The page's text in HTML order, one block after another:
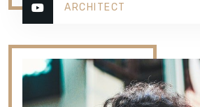
ARCHITECT